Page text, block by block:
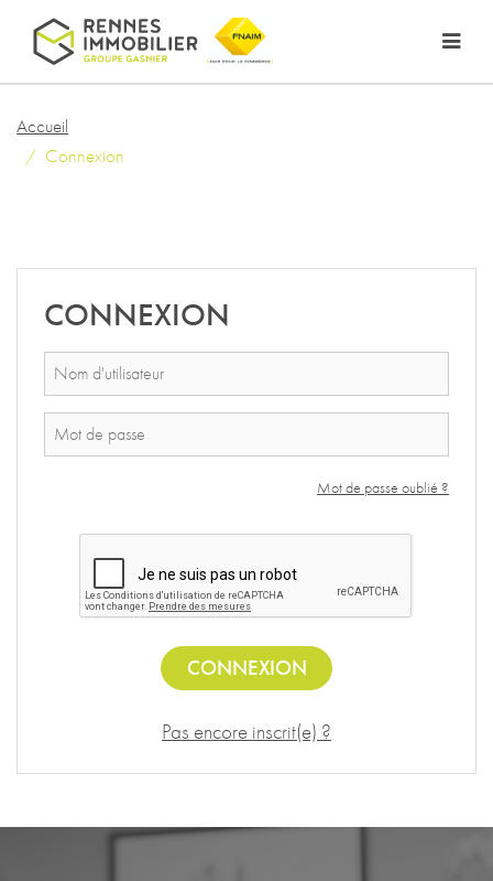
Accueil
Connexion
CONNEXION
Mot de passe oublié ?
CONNEXION
Pas encore inscrit(e) ?